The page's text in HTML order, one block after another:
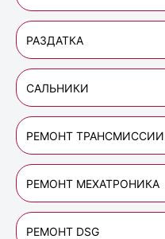
РАЗДАТКА
САЛЬНИКИ
РЕМОНТ ТРАНСМИССИИ
РЕМОНТ МЕХАТРОНИКА
РЕМОНТ DSG